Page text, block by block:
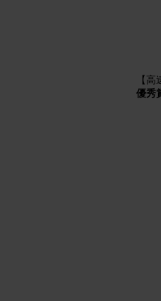
【
優秀